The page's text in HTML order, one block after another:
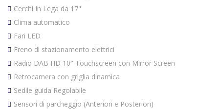
Cerchi In Lega da 17"
Clima automatico
Fari LED
Freno di stazionamento elettrici
Radio DAB HD 10" Touchscreen con Mirror Screen
Retrocamera con griglia dinamica
Sedile guida Regolabile
Sensori di parcheggio (Anteriori e Posteriori)